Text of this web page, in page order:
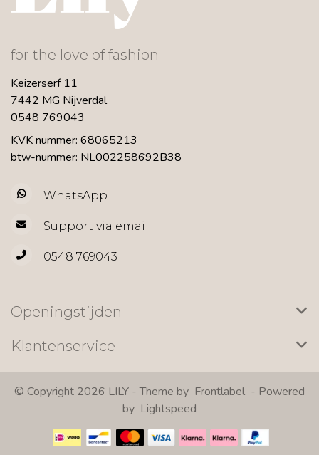
for the love of fashion
Keizerserf 11
7442 MG Nijverdal
0548 769043
KVK nummer: 68065213
btw-nummer: NL002258692B38
WhatsApp
Support via email
0548 769043
Openingstijden
Klantenservice
© Copyright 2026 LILY - Theme by Frontlabel - Powered
by Lightspeed